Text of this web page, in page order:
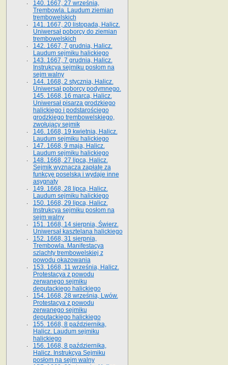
140. 1667, 27 września,
Trembowla. Laudum ziemian
trembowelskich
141. 1667, 20 listopada, Halicz.
Uniwersał poborcy do ziemian
trembowelskich
142. 1667, 7 grudnia, Halicz.
Laudum sejmiku halickiego
143. 1667, 7 grudnia, Halicz.
Instrukcya sejmiku posłom na
sejm walny
144. 1668, 2 stycznia, Halicz.
Uniwersał poborcy podymnego.
145. 1668, 16 marca, Halicz.
Uniwersał pisarza grodzkiego
halickiego i podstarościego
grodzkiego trembowelskiego,
zwołujący sejmik
146. 1668, 19 kwietnia, Halicz.
Laudum sejmiku halickiego
147. 1668, 9 maja, Halicz.
Laudum sejmiku halickiego
148. 1668, 27 lipca, Halicz.
Sejmik wyznacza zapłatę za
funkcyę poselską i wydaje inne
asygnaty
149. 1668, 28 lipca, Halicz.
Laudum sejmiku halickiego
150. 1668, 29 lipca, Halicz.
Instrukcya sejmiku posłom na
sejm walny
151. 1668, 14 sierpnia, Świerz.
Uniwersał kasztelana halickiego
152. 1668, 31 sierpnia,
Trembowla. Manifestacya
szlachty trembowelskiej z
powodu okazowania
153. 1668, 11 września, Halicz.
Protestacya z powodu
zerwanego sejmiku
deputackiego halickiego
154. 1668, 28 września, Lwów.
Protestacya z powodu
zerwanego sejmiku
deputackiego halickiego
155. 1668, 8 października,
Halicz. Laudum sejmiku
halickiego
156. 1668, 8 października,
Halicz. Instrukcya Sejmiku
posłom na sejm walny